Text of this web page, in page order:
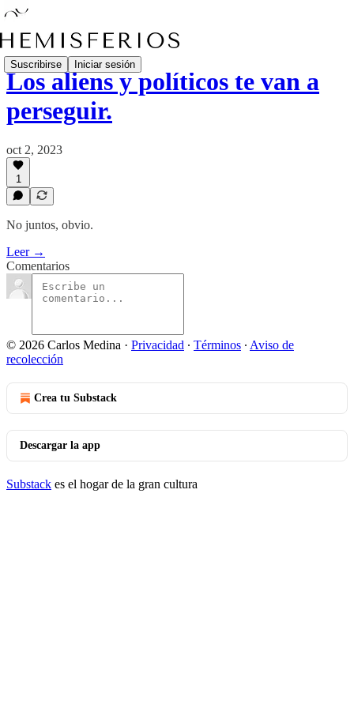
Suscribirse Iniciar sesión
Los aliens y políticos te van a
perseguir.
oct 2, 2023
1
No juntos, obvio.
Leer →
Comentarios
© 2026 Carlos Medina · Privacidad ∙ Términos ∙ Aviso de
recolección
Crea tu Substack
Descargar la app
Substack es el hogar de la gran cultura